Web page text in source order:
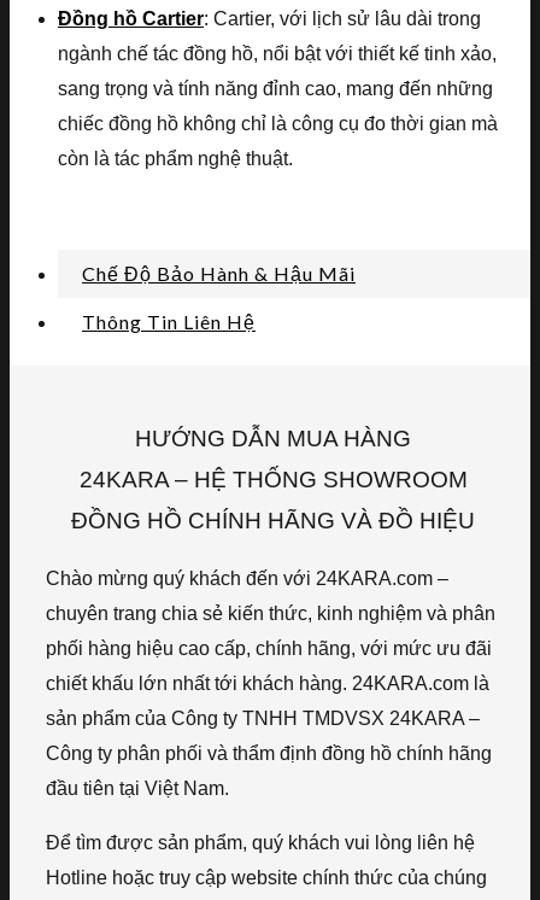
Đồng hồ Cartier: Cartier, với lịch sử lâu dài trong
ngành chế tác đồng hồ, nổi bật với thiết kế tinh xảo,
sang trọng và tính năng đỉnh cao, mang đến những
chiếc đồng hồ không chỉ là công cụ đo thời gian mà
còn là tác phẩm nghệ thuật.
Chế Độ Bảo Hành & Hậu Mãi
Thông Tin Liên Hệ
HƯỚNG DẪN MUA HÀNG
24KARA – HỆ THỐNG SHOWROOM
ĐỒNG HỒ CHÍNH HÃNG VÀ ĐỒ HIỆU
Chào mừng quý khách đến với 24KARA.com –
chuyên trang chia sẻ kiến thức, kinh nghiệm và phân
phối hàng hiệu cao cấp, chính hãng, với mức ưu đãi
chiết khấu lớn nhất tới khách hàng. 24KARA.com là
sản phẩm của Công ty TNHH TMDVSX 24KARA –
Công ty phân phối và thẩm định đồng hồ chính hãng
đầu tiên tại Việt Nam.
Để tìm được sản phẩm, quý khách vui lòng liên hệ
Hotline hoặc truy cập website chính thức của chúng